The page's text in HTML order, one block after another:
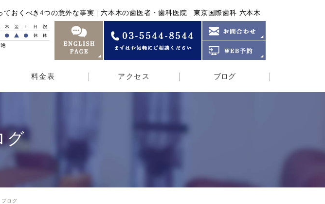
おくべき4つの意外な事実 | 六本木の歯医者・歯科医院 | 東京国際歯科 六本木
料金表 アクセス ブログ
グ
ブログ